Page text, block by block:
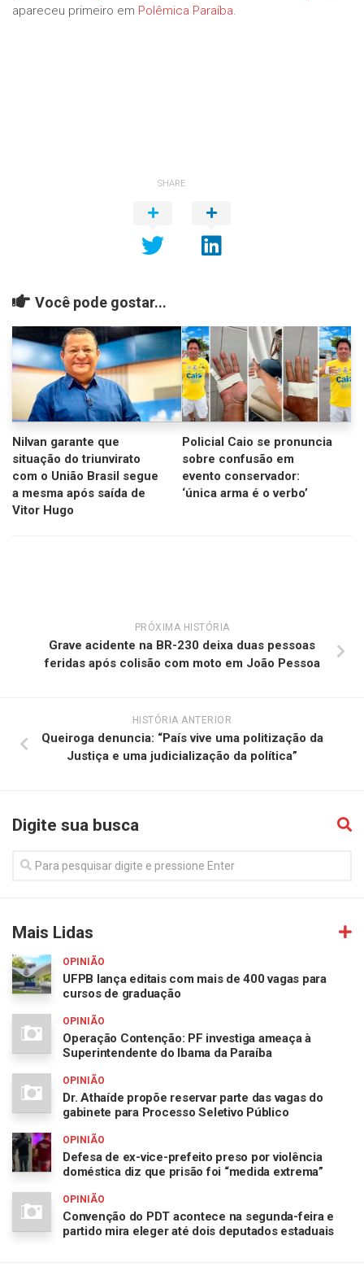
apareceu primeiro em Polêmica Paraíba.
SHARE
Você pode gostar...
Nilvan garante que
situação do triunvirato
com o União Brasil segue
a mesma após saída de
Vitor Hugo
Policial Caio se pronuncia
sobre confusão em
evento conservador:
‘única arma é o verbo’
PRÓXIMA HISTÓRIA
Grave acidente na BR-230 deixa duas pessoas
feridas após colisão com moto em João Pessoa
HISTÓRIA ANTERIOR
Queiroga denuncia: “País vive uma politização da
Justiça e uma judicialização da política”
Digite sua busca
Mais Lidas
OPINIÃO
UFPB lança editais com mais de 400 vagas para
cursos de graduação
OPINIÃO
Operação Contenção: PF investiga ameaça à
Superintendente do Ibama da Paraíba
OPINIÃO
Dr. Athaíde propõe reservar parte das vagas do
gabinete para Processo Seletivo Público
OPINIÃO
Defesa de ex-vice-prefeito preso por violência
doméstica diz que prisão foi “medida extrema”
OPINIÃO
Convenção do PDT acontece na segunda-feira e
partido mira eleger até dois deputados estaduais